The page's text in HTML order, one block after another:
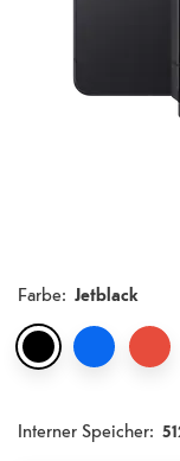
Farbe: Jetblack
Interner Speicher: